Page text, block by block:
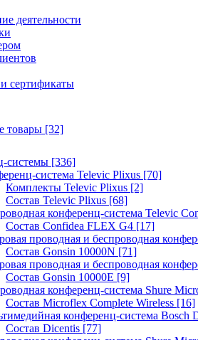
деятельности
сертификаты
товары [32]
системы [336]
система Televic Plixus [70]
Комплекты Televic Plixus [2]
Состав Televic Plixus [68]
конференц-система Televic
Состав Confidea FLEX G4 [17]
проводная и беспроводная
Состав Gonsin 10000N [71]
проводная и беспроводная
Состав Gonsin 10000E [9]
конференц-система Shure
Состав Microflex Complete Wireless [16]
конференц-система Bosch
Состав Dicentis [77]